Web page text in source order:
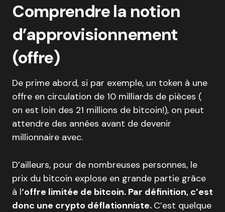
Comprendre la notion
d’approvisionnement
(offre)
De prime abord, si par exemple, un token à une
offre en circulation de 10 milliards de pièces (
on est loin des 21 millions de bitcoin!), on peut
attendre des années avant de devenir
millionnaire avec.
D’ailleurs, pour de nombreuses personnes, le
prix du bitcoin explose en grande partie grâce
à l‘offre limitée de bitcoin. Par définition, c’est
donc une crypto déflationniste. C’est quelque